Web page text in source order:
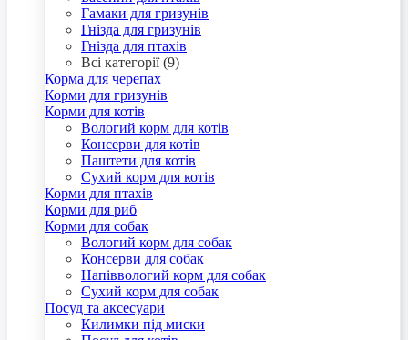
Гамаки для гризунів
Гнізда для гризунів
Гнізда для птахів
Всі категорії (9)
Корма для черепах
Корми для гризунів
Корми для котів
Вологий корм для котів
Консерви для котів
Паштети для котів
Сухий корм для котів
Корми для птахів
Корми для риб
Корми для собак
Вологий корм для собак
Консерви для собак
Напіввологий корм для собак
Сухий корм для собак
Посуд та аксесуари
Килимки під миски